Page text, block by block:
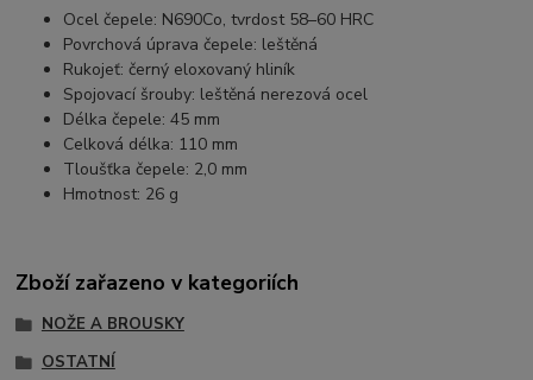
Ocel čepele: N690Co, tvrdost 58–60 HRC
Povrchová úprava čepele: leštěná
Rukojeť: černý eloxovaný hliník
Spojovací šrouby: leštěná nerezová ocel
Délka čepele: 45 mm
Celková délka: 110 mm
Tloušťka čepele: 2,0 mm
Hmotnost: 26 g
Zboží zařazeno v kategoriích
NOŽE A BROUSKY
OSTATNÍ